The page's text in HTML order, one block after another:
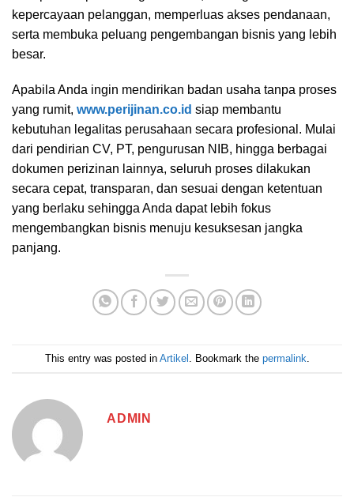
kepercayaan pelanggan, memperluas akses pendanaan,
serta membuka peluang pengembangan bisnis yang lebih
besar.
Apabila Anda ingin mendirikan badan usaha tanpa proses
yang rumit, www.perijinan.co.id siap membantu
kebutuhan legalitas perusahaan secara profesional. Mulai
dari pendirian CV, PT, pengurusan NIB, hingga berbagai
dokumen perizinan lainnya, seluruh proses dilakukan
secara cepat, transparan, dan sesuai dengan ketentuan
yang berlaku sehingga Anda dapat lebih fokus
mengembangkan bisnis menuju kesuksesan jangka
panjang.
This entry was posted in Artikel . Bookmark the permalink
ADMIN